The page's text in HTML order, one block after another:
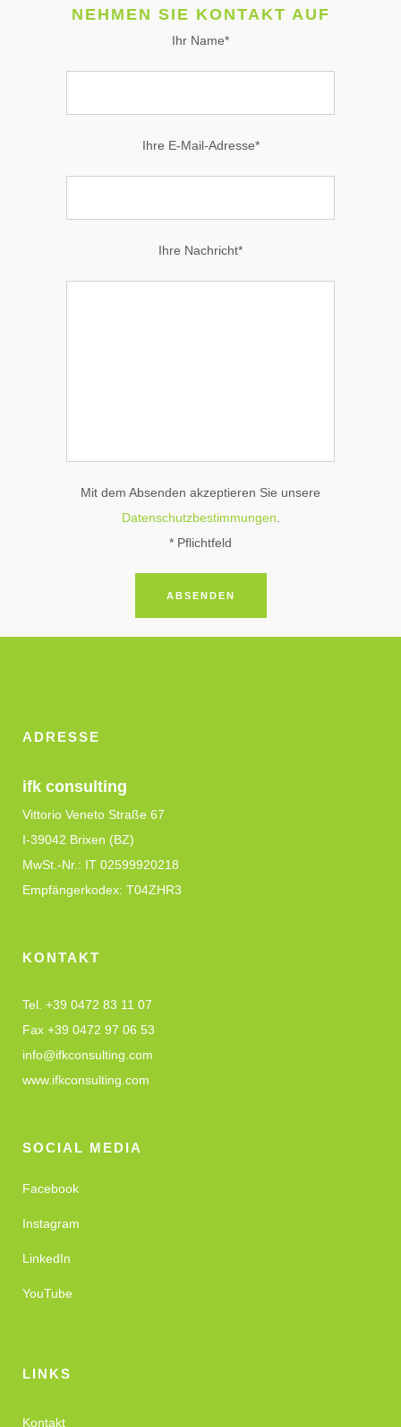
NEHMEN SIE KONTAKT AUF
Ihr Name*
Ihre E-Mail-Adresse*
Ihre Nachricht*
Mit dem Absenden akzeptieren Sie unsere
Datenschutzbestimmungen
* Pflichtfeld
ADRESSE
ifk consulting
Vittorio Veneto Straße 67
I-39042 Brixen (BZ)
MwSt.-Nr.: IT 02599920218
Empfängerkodex: T04ZHR3
KONTAKT
Tel. +39 0472 83 11 07
Fax +39 0472 97 06 53
info@ifkconsulting.com
www.ifkconsulting.com
SOCIAL MEDIA
Facebook
Instagram
LinkedIn
YouTube
LINKS
Kontakt